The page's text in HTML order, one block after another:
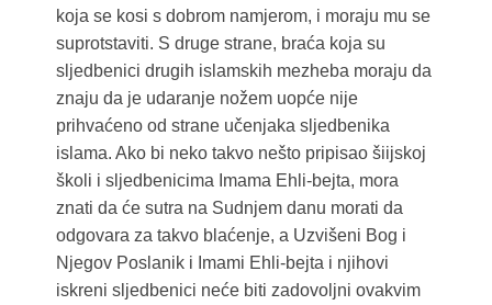
koja se kosi s dobrom namjerom, i moraju mu se
suprotstaviti. S druge strane, braća koja su
sljedbenici drugih islamskih mezheba moraju da
znaju da je udaranje nožem uopće nije
prihvaćeno od strane učenjaka sljedbenika
islama. Ako bi neko takvo nešto pripisao šiijskoj
školi i sljedbenicima Imama Ehli-bejta, mora
znati da će sutra na Sudnjem danu morati da
odgovara za takvo blaćenje, a Uzvišeni Bog i
Njegov Poslanik i Imami Ehli-bejta i njihovi
iskreni sljedbenici neće biti zadovoljni ovakvim